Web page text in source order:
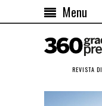
Menu
REVISTA